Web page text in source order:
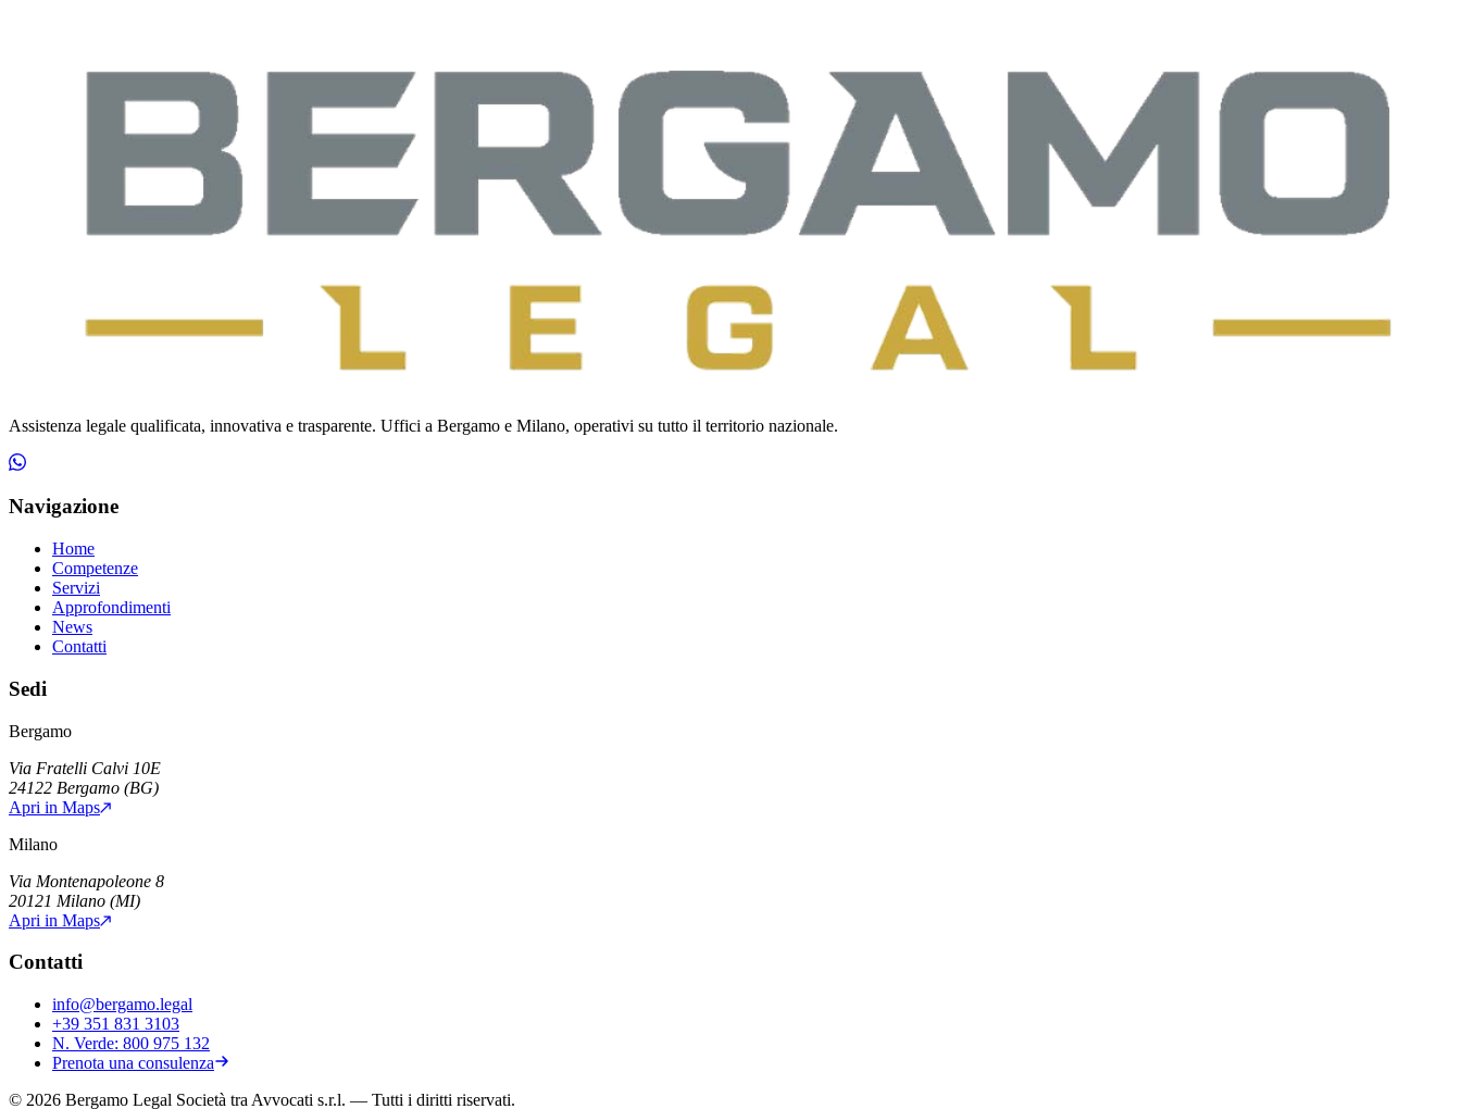
Assistenza legale qualificata, innovativa e trasparente. Uffici a Bergamo e Milano, operativi su tutto il territorio nazionale.
Navigazione
Home
Competenze
Servizi
Approfondimenti
News
Contatti
Sedi
Bergamo
Via Fratelli Calvi 10E
24122 Bergamo (BG)
Apri in Maps
Milano
Via Montenapoleone 8
20121 Milano (MI)
Apri in Maps
Contatti
info@bergamo.legal
+39 351 831 3103
N. Verde: 800 975 132
Prenota una consulenza
© 2026 Bergamo Legal Società tra Avvocati s.r.l. — Tutti i diritti riservati.